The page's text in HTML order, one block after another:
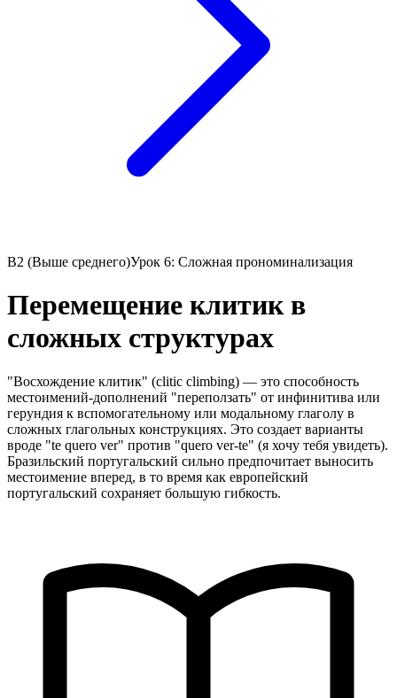
B2 (Выше среднего)Урок 6: Сложная прономинализация
Перемещение клитик в
сложных структурах
"Восхождение клитик" (clitic climbing) — это способность
местоимений-дополнений "переползать" от инфинитива или
герундия к вспомогательному или модальному глаголу в
сложных глагольных конструкциях. Это создает варианты
вроде "te quero ver" против "quero ver-te" (я хочу тебя увидеть).
Бразильский португальский сильно предпочитает выносить
местоимение вперед, в то время как европейский
португальский сохраняет большую гибкость.